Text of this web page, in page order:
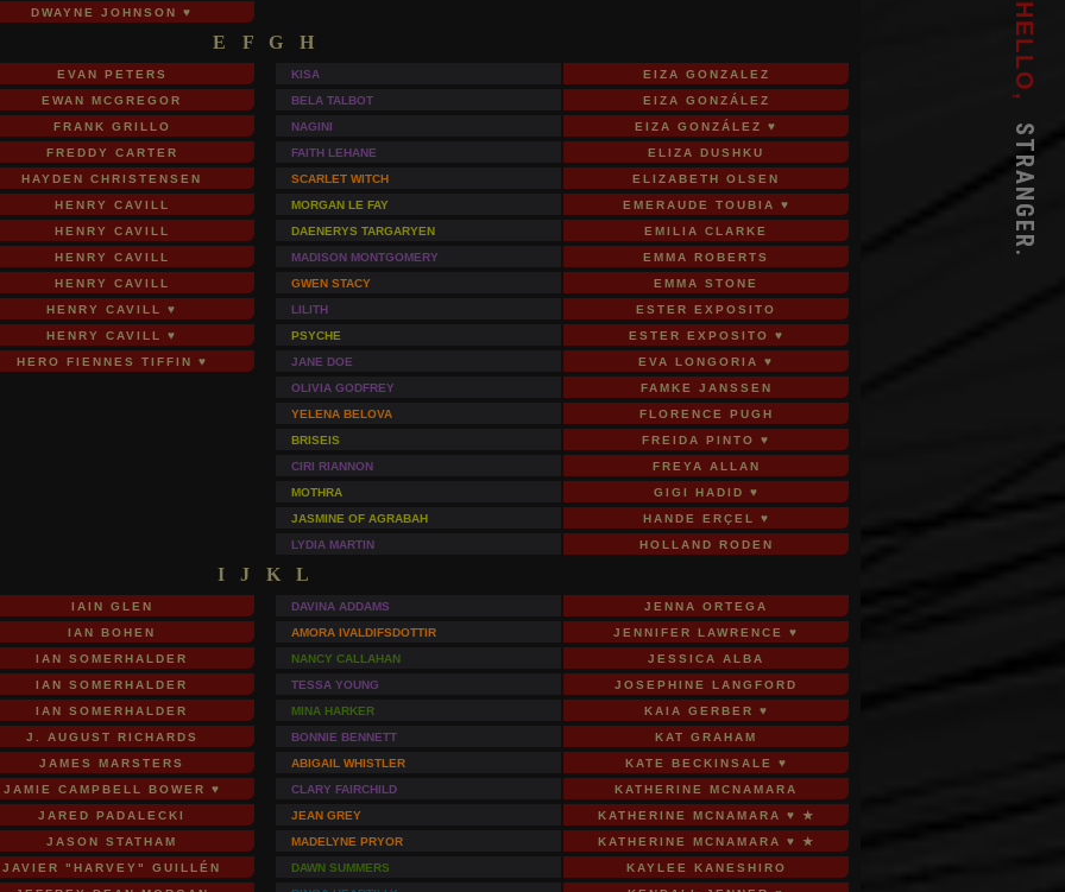
HELLO,
STRANGER.
DWAYNE JOHNSON ♥
E F G H
EVAN PETERS
EWAN MCGREGOR
FRANK GRILLO
FREDDY CARTER
HAYDEN CHRISTENSEN
HENRY CAVILL
HENRY CAVILL
HENRY CAVILL
HENRY CAVILL
HENRY CAVILL ♥
HENRY CAVILL ♥
HERO FIENNES TIFFIN ♥
KISA
EIZA GONZALEZ
BELA TALBOT
EIZA GONZÁLEZ
NAGINI
EIZA GONZÁLEZ ♥
FAITH LEHANE
ELIZA DUSHKU
SCARLET WITCH
ELIZABETH OLSEN
MORGAN LE FAY
EMERAUDE TOUBIA ♥
DAENERYS TARGARYEN
EMILIA CLARKE
MADISON MONTGOMERY
EMMA ROBERTS
GWEN STACY
EMMA STONE
LILITH
ESTER EXPOSITO
PSYCHE
ESTER EXPOSITO ♥
JANE DOE
EVA LONGORIA ♥
OLIVIA GODFREY
FAMKE JANSSEN
YELENA BELOVA
FLORENCE PUGH
BRISEIS
FREIDA PINTO ♥
CIRI RIANNON
FREYA ALLAN
MOTHRA
GIGI HADID ♥
JASMINE OF AGRABAH
HANDE ERÇEL ♥
LYDIA MARTIN
HOLLAND RODEN
I J K L
IAIN GLEN
IAN BOHEN
IAN SOMERHALDER
IAN SOMERHALDER
IAN SOMERHALDER
J. AUGUST RICHARDS
JAMES MARSTERS
JAMIE CAMPBELL BOWER ♥
JARED PADALECKI
JASON STATHAM
JAVIER "HARVEY" GUILLÉN
DAVINA ADDAMS
JENNA ORTEGA
AMORA IVALDIFSDOTTIR
JENNIFER LAWRENCE ♥
NANCY CALLAHAN
JESSICA ALBA
TESSA YOUNG
JOSEPHINE LANGFORD
MINA HARKER
KAIA GERBER ♥
BONNIE BENNETT
KAT GRAHAM
ABIGAIL WHISTLER
KATE BECKINSALE ♥
CLARY FAIRCHILD
KATHERINE MCNAMARA
JEAN GREY
KATHERINE MCNAMARA ♥ ★
MADELYNE PRYOR
KATHERINE MCNAMARA ♥ ★
DAWN SUMMERS
KAYLEE KANESHIRO